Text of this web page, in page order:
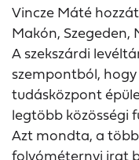
Vincze Máté
Makón, Szegeden,
A szekszárdi
szempontból,
tudásközpont
legtöbb közösségi
Azt mondta, a
folyóméternyi irat